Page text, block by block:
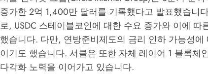
증가한 2억 1,400만 달러를 기록했다고 발표했습니
로, USDC 스테이블코인에 대한 수요 증가와 이에 따
했습니다. 다만, 연방준비제도의 금리 인하 가능성
이기도 했습니다. 서클은 또한 자체 레이어 1 블록체
다각화 노력을 이어가고 있습니다.